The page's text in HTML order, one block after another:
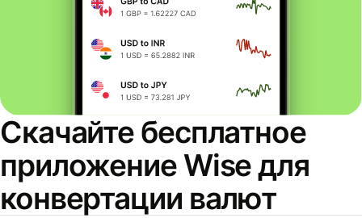
Скачайте бесплатное
приложение Wise для
конвертации валют